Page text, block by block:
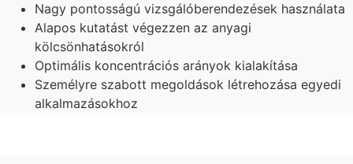
Nagy pontosságú vizsgálóberendezések használata
Alapos kutatást végezzen az anyagi
kölcsönhatásokról
Optimális koncentrációs arányok kialakítása
Személyre szabott megoldások létrehozása egyedi
alkalmazásokhoz